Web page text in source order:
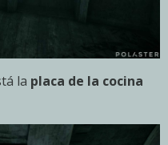
la placa de la cocina